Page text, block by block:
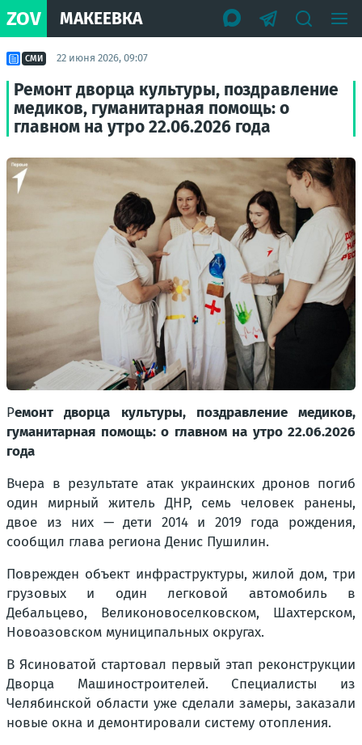
ZOV МАКЕЕВКА
СМИ 22 июня 2026, 09:07
Ремонт дворца культуры, поздравление
медиков, гуманитарная помощь: о
главном на утро 22.06.2026 года
Ремонт дворца культуры, поздравление медиков,
гуманитарная помощь: о главном на утро 22.06.2026
года
Вчера в результате атак украинских дронов погиб
один мирный житель ДНР, семь человек ранены,
двое из них — дети 2014 и 2019 года рождения,
сообщил глава региона Денис Пушилин.
Поврежден объект инфраструктуры, жилой дом, три
грузовых и один легковой автомобиль в
Дебальцево, Великоновоселковском, Шахтерском,
Новоазовском муниципальных округах.
В Ясиноватой стартовал первый этап реконструкции
Дворца Машиностроителей. Специалисты из
Челябинской области уже сделали замеры, заказали
новые окна и демонтировали систему отопления.